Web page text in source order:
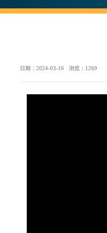
日期：2024-03-16 浏览： 1269